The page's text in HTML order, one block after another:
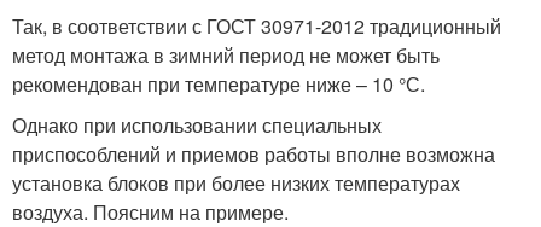
Так, в соответствии с ГОСТ 30971-2012 традиционный
метод монтажа в зимний период не может быть
рекомендован при температуре ниже – 10 °С.
Однако при использовании специальных
приспособлений и приемов работы вполне возможна
установка блоков при более низких температурах
воздуха. Поясним на примере.